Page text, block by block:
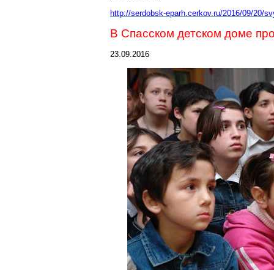
http://serdobsk-eparh.cerkov.ru/2016/09/20/
В Спасском детском доме
23.09.2016